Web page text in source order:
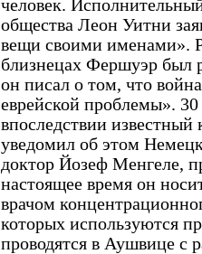
человек.
общества Леон Уитни
вещи своими именами».
близнецах Фершуэр был
он писал о том, что
еврейской проблемы».
впоследствии
уведомил об этом
доктор Йозеф Менгеле,
настоящее время он
врачом
которых используются
проводятся в Аушвице с